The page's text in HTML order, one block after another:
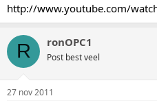
http://www.youtube.com/
R ronOPC1
Post best veel
27 nov 2011